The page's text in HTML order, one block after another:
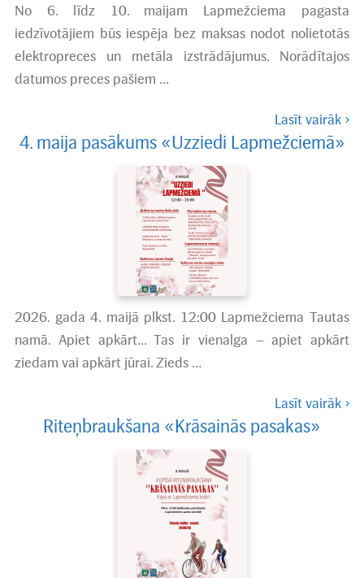
No 6. līdz 10. maijam Lapmežciema pagasta
iedzīvotājiem būs iespēja bez maksas nodot nolietotās
elektropreces un metāla izstrādājumus. Norādītajos
datumos preces pašiem …
Lasīt vairāk
4. maija pasākums «Uzziedi Lapmežciemā»
2026. gada 4. maijā plkst. 12:00 Lapmežciema Tautas
namā. Apiet apkārt… Tas ir vienalga – apiet apkārt
ziedam vai apkārt jūrai. Zieds …
Lasīt vairāk
Riteņbraukšana «Krāsainās pasakas»